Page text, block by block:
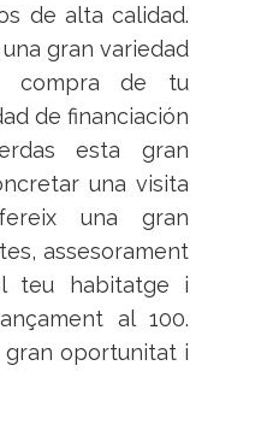
de alta calidad.
gran variedad
compra de tu
de financiación
esta gran
una visita
una gran
assesorament
teu habitatge i
al 100.
oportunitat i